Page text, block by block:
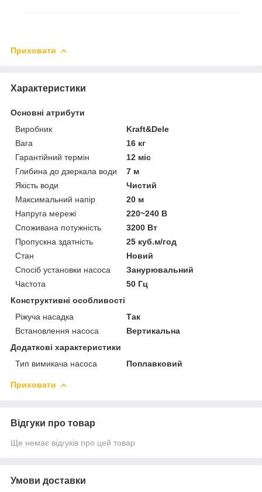
Приховати
Характеристики
Основні атрибути
Виробник
Kraft&Dele
Вага
16 кг
Гарантійний термін
12 міс
Глибина до дзеркала води
7 м
Якість води
Чистий
Максимальний напір
20 м
Напруга мережі
220~240 В
Споживана потужність
3200 Вт
Пропускна здатність
25 куб.м/год
Стан
Новий
Спосіб установки насоса
Занурювальний
Частота
50 Гц
Конструктивні особливості
Ріжуча насадка
Так
Встановлення насоса
Вертикальна
Додаткові характеристики
Тип вимикача насоса
Поплавковий
Приховати
Відгуки про товар
Ще немає відгуків про цей товар
Умови доставки